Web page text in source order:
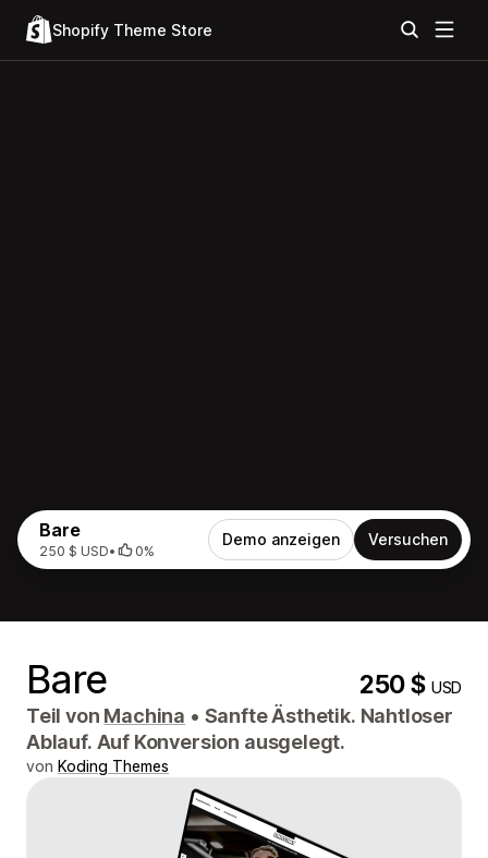
Shopify Theme Store
Bare
250 $ USD• 0%
Demo anzeigen Versuchen
Bare 250 $USD
Teil von Machina • Sanfte Ästhetik. Nahtloser
Ablauf. Auf Konversion ausgelegt.
von Koding Themes